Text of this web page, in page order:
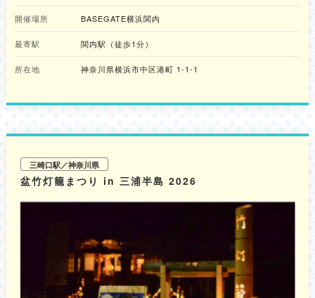
れます。 活気あふれる盆踊りや縁日、涼やかな限定メニューを体験しに、
確認ください。
開催場所 BASEGATE横浜関内
最寄駅 関内駅（徒歩1分）
所在地 神奈川県横浜市中区港町 1-1-1
三崎口駅／神奈川県
盆竹灯籠まつり in 三浦半島 2026